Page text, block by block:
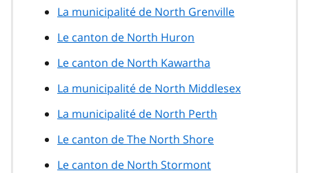
La municipalité de North Grenville
Le canton de North Huron
Le canton de North Kawartha
La municipalité de North Middlesex
La municipalité de North Perth
Le canton de The North Shore
Le canton de North Stormont